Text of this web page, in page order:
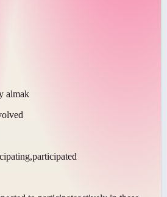
almak